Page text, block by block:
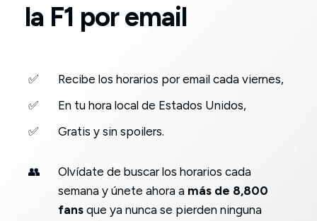
la F1 por email
✅
Recibe los horarios por email cada viernes,
✅
En tu hora local de Estados Unidos,
✅
Gratis y sin spoilers.
👥
Olvídate de buscar los horarios cada
semana y únete ahora a más de 8,800
fansque ya nunca se pierden ninguna